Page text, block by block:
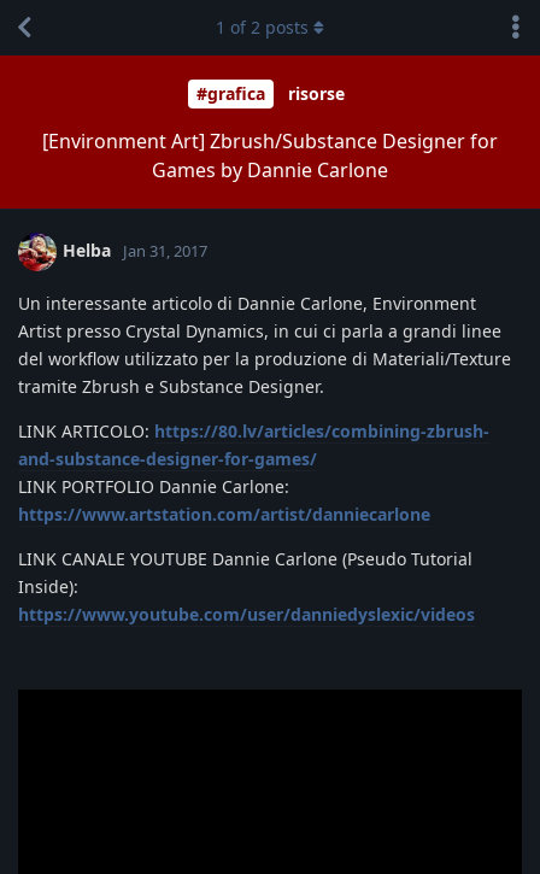
#grafica risorse
[Environment Art] Zbrush/Substance Designer for
Games by Dannie Carlone
1 of2 posts
Helba Jan 31, 2017
Un interessante articolo di Dannie Carlone, Environment
Artist presso Crystal Dynamics, in cui ci parla a grandi linee
del workflow utilizzato per la produzione di Materiali/Texture
tramite Zbrush e Substance Designer.
LINK ARTICOLO: https://80.lv/articles/combining-zbrush-
and-substance-designer-for-games/
LINK PORTFOLIO Dannie Carlone:
https://www.artstation.com/artist/danniecarlone
LINK CANALE YOUTUBE Dannie Carlone (Pseudo Tutorial
Inside):
https://www.youtube.com/user/danniedyslexic/videos